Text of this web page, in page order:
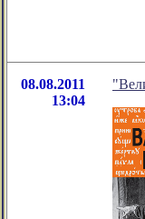
08.08.2011
13:04